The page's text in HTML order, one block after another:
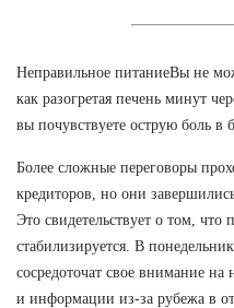
Неправильное питаниеВы не
как разогретая печень минут
вы почувствуете острую боль в
Более сложные переговоры
кредиторов, но они
Это свидетельствует о том,
стабилизируется. В
сосредоточат свое внимание на
и информации из-за рубежа в